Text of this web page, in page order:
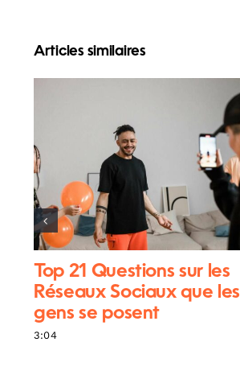
Articles similaires
Top 21 Questions sur les
Réseaux Sociaux que les
gens se posent
3:04